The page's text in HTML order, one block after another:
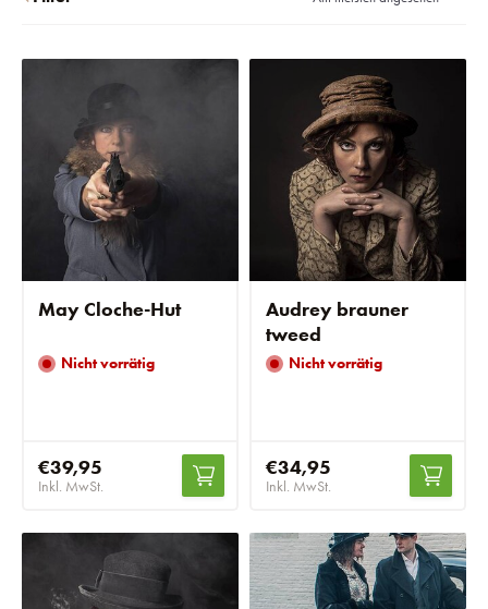
May Cloche-Hut
Nicht vorrätig
€39,95
Inkl. MwSt.
Audrey brauner
tweed
Nicht vorrätig
€34,95
Inkl. MwSt.